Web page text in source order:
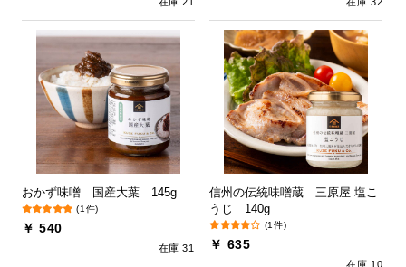
おかず味噌 国産大葉 145g
(1件)
￥ 540
在庫 31
信州の伝統味噌蔵 三原屋 塩こ
うじ 140g
(1件)
￥ 635
在庫 10